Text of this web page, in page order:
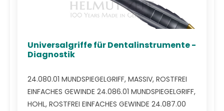
Universalgriffe für Dentalinstrumente -
Diagnostik
24.080.01 MUNDSPIEGELGRIFF, MASSIV, ROSTFREI
EINFACHES GEWINDE 24.086.01 MUNDSPIEGELGRIFF,
HOHL, ROSTFREI EINFACHES GEWINDE 24.087.00